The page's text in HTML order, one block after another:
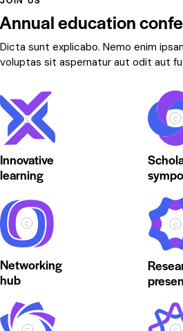
Annual education
Dicta sunt explicabo. Nemo enim
voluptas sit aspernatur aut odit aut
Innovative
learning
Networking
hub